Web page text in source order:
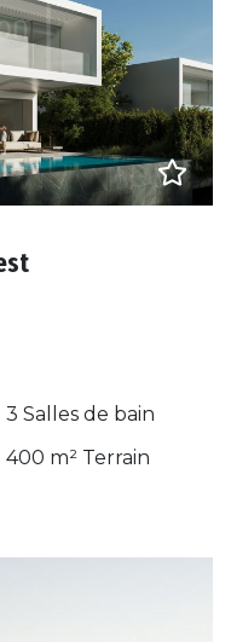
3 Salles de bain
400 m² Terrain